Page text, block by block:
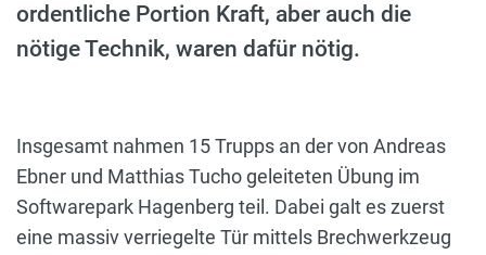
ordentliche Portion Kraft, aber auch die
nötige Technik, waren dafür nötig.
Insgesamt nahmen 15 Trupps an der von Andreas
Ebner und Matthias Tucho geleiteten Übung im
Softwarepark Hagenberg teil. Dabei galt es zuerst
eine massiv verriegelte Tür mittels Brechwerkzeug